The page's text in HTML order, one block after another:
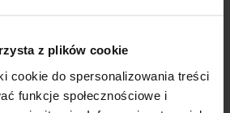
z plików cookie
cookie do spersonalizowania treści
funkcje społecznościowe i